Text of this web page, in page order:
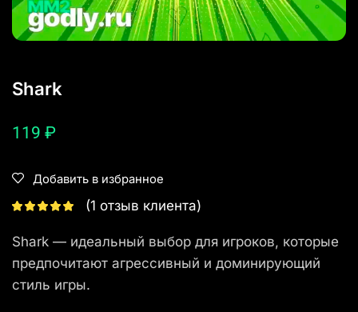
Shark
119 ₽
Добавить в избранное
(1 отзыв клиента)
Shark — идеальный выбор для игроков, которые
предпочитают агрессивный и доминирующий
стиль игры.